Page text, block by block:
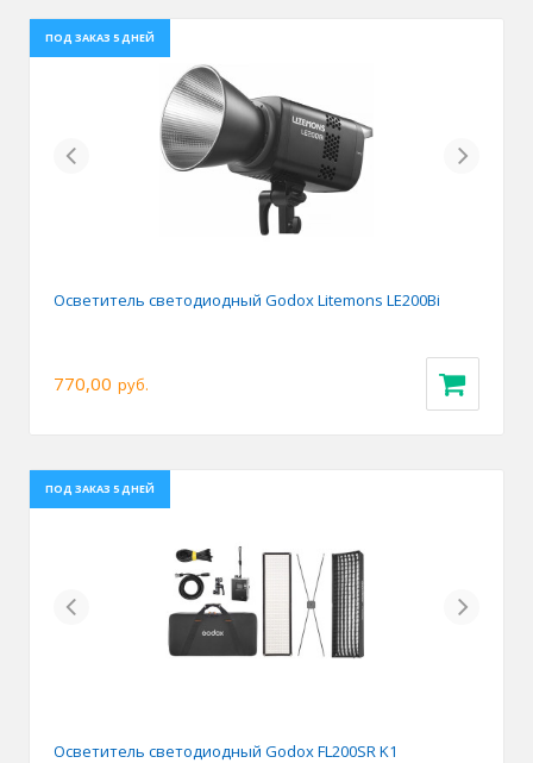
ПОД ЗАКАЗ 5 ДНЕЙ
Previous Next
Осветитель светодиодный Godox Litemons LE200Bi
770,00 руб.
ПОД ЗАКАЗ 5 ДНЕЙ
Previous Next
Осветитель светодиодный Godox FL200SR K1